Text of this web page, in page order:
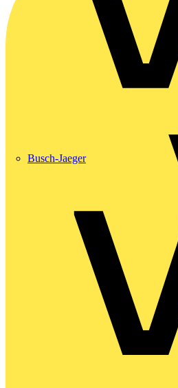
Busch-Jaeger